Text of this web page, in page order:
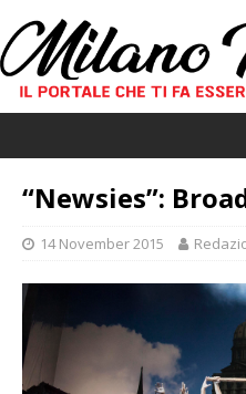
“Newsies”:
14 November 2015